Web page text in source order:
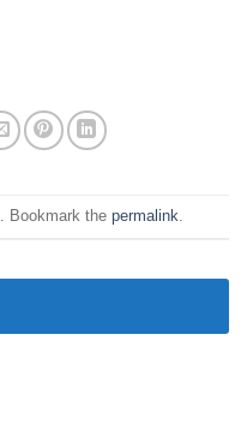
. Bookmark the permalink